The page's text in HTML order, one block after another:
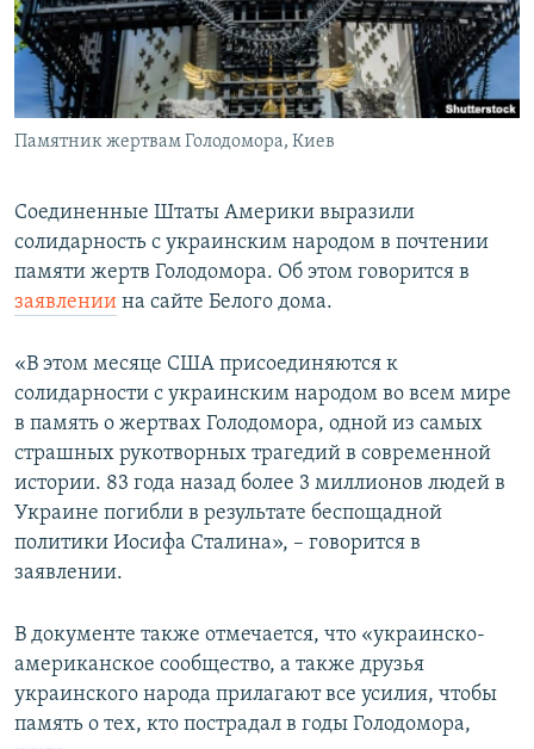
ПОБЕДИТЕЛЕЙ НЕ СУДЯТ?
КРЫМ.НЕПОКОРЕННЫЙ
ELIFBE
УКРАИНСКАЯ ПРОБЛЕМА КРЫМА
ПРИСОЕДИНЯЙТЕСЬ!
Памятник жертвам Голодомора, Киев
Соединенные Штаты Америки выразили
солидарность с украинским народом в почтении
памяти жертв Голодомора. Об этом говорится в
заявлении на сайте Белого дома.
«В этом месяце США присоединяются к
солидарности с украинским народом во всем мире
в память о жертвах Голодомора, одной из самых
страшных рукотворных трагедий в современной
истории. 83 года назад более 3 миллионов людей в
Украине погибли в результате беспощадной
политики Иосифа Сталина», – говорится в
заявлении.
В документе также отмечается, что «украинско-
американское сообщество, а также друзья
украинского народа прилагают все усилия, чтобы
память о тех, кто пострадал в годы Голодомора,